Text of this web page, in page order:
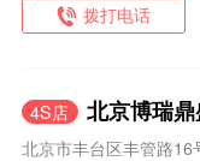
拨打电话
4S店 北京博瑞
北京市丰台区丰管路16